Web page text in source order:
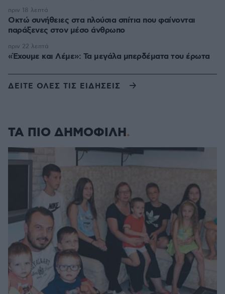
Οκτώ συνήθειες στα πλούσια σπίτια που φαίνονται
παράξενες στον μέσο άνθρωπο
πριν 18 λεπτά
«Έχουμε και Λέμε»: Τα μεγάλα μπερδέματα του έρωτα
πριν 22 λεπτά
ΔΕΙΤΕ ΟΛΕΣ ΤΙΣ ΕΙΔΗΣΕΙΣ
ΤΑ ΠΙΟ ΔΗΜΟΦΙΛΗ